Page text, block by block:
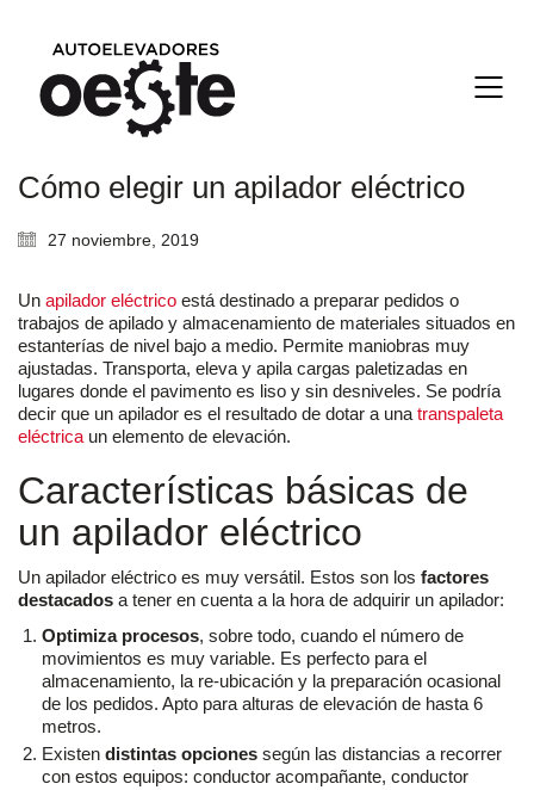
Cómo elegir un apilador eléctrico
27 noviembre, 2019
Un apilador eléctrico está destinado a preparar pedidos o
trabajos de apilado y almacenamiento de materiales situados en
estanterías de nivel bajo a medio. Permite maniobras muy
ajustadas. Transporta, eleva y apila cargas paletizadas en
lugares donde el pavimento es liso y sin desniveles. Se podría
decir que un apilador es el resultado de dotar a una transpaleta
eléctrica un elemento de elevación.
Características básicas de
un apilador eléctrico
Un apilador eléctrico es muy versátil. Estos son los factores
destacados a tener en cuenta a la hora de adquirir un apilador:
Optimiza procesos, sobre todo, cuando el número de
movimientos es muy variable. Es perfecto para el
almacenamiento, la re-ubicación y la preparación ocasional
de los pedidos. Apto para alturas de elevación de hasta 6
metros.
Existen distintas opciones según las distancias a recorrer
con estos equipos: conductor acompañante, conductor